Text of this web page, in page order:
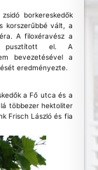
borkereskedők
korszerűbbé vált, a
A filoxéravész a
pusztított el. A
bevezetésével a
eredményezte.
a Fő utca és a
többezer hektoliter
Frisch László és fia